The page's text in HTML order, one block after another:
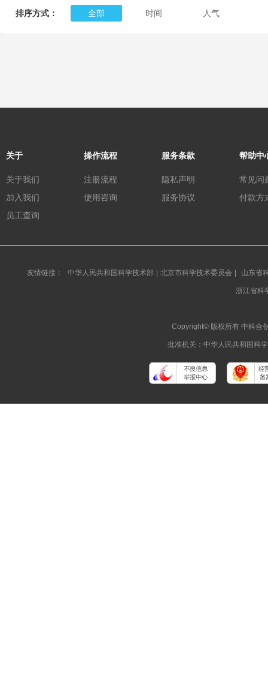
排序方式： 全部 时间 人气
关于
关于我们
加入我们
员工查询
操作流程
注册流程
使用咨询
服务条款
隐私声明
服务协议
帮助中
常见问
付款方
友情链接： 中华人民共和国科学技术部 北京市科学技术委员会 山东省
浙江省科
Copyright© 版权所有 中科
批准机关：中华人民共和国